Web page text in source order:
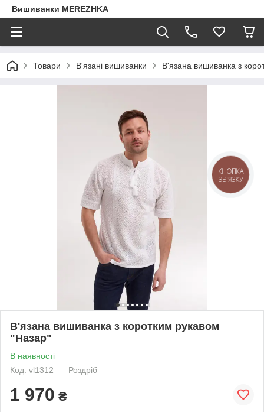
Вишиванки MEREZHKA
Товари В'язані вишиванки В'язана вишиванка з
В'язана вишиванка з коротким рукавом
"Назар"
В наявності
Код: vl1312
Роздріб
1 970 ₴
КНОПКА
ЗВ'ЯЗКУ